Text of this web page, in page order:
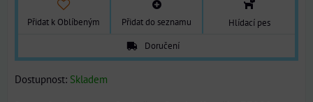
Přidat k Oblíbeným Přidat do seznamu
Hlídací pes
Doručení
Dostupnost: Skladem